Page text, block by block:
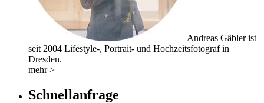
Andreas Gäbler ist
seit 2004 Lifestyle-, Portrait- und Hochzeitsfotograf in
Dresden.
mehr >
Schnellanfrage